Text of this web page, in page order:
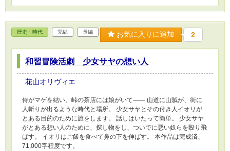
歴史・時代 完結 長編 お気に入りに追加 2
和習冒険活劇 少女サヤの想い人
花山オリヴィエ
侍がマゲを結い、峠の茶店には娘がいて―― 山道に山賊が、街に
人斬りが出るような時代と場所。 少女サヤとその付き人イオリが
とある目的のために旅をします。 話しはいたって簡単。 少女サヤ
がとある想い人のために、探し物をし、ついでに悪い奴らを殴り飛
ばす。 イオリはご飯を食べて鼻の下を伸ばす。 本作品は完成済、
71,000字程度です。